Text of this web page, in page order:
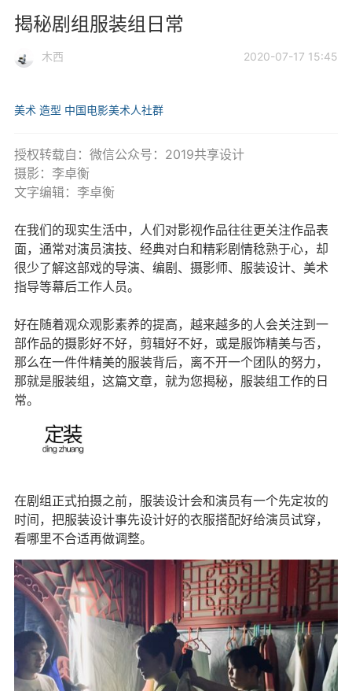
揭秘剧组服装组日常
木西 2020-07-17 15:45
美术 造型 中国电影美术人社群
授权转载自：微信公众号：2019共享设计
摄影：李卓衡
文字编辑：李卓衡
在我们的现实生活中，人们对影视作品往往更关注作品表
面，通常对演员演技、经典对白和精彩剧情稔熟于心，却
很少了解这部戏的导演、编剧、摄影师、服装设计、美术
指导等幕后工作人员。
好在随着观众观影素养的提高，越来越多的人会关注到一
部作品的摄影好不好，剪辑好不好，或是服饰精美与否，
那么在一件件精美的服装背后，离不开一个团队的努力，
那就是服装组，这篇文章，就为您揭秘，服装组工作的日
常。
在剧组正式拍摄之前，服装设计会和演员有一个先定妆的
时间，把服装设计事先设计好的衣服搭配好给演员试穿，
看哪里不合适再做调整。